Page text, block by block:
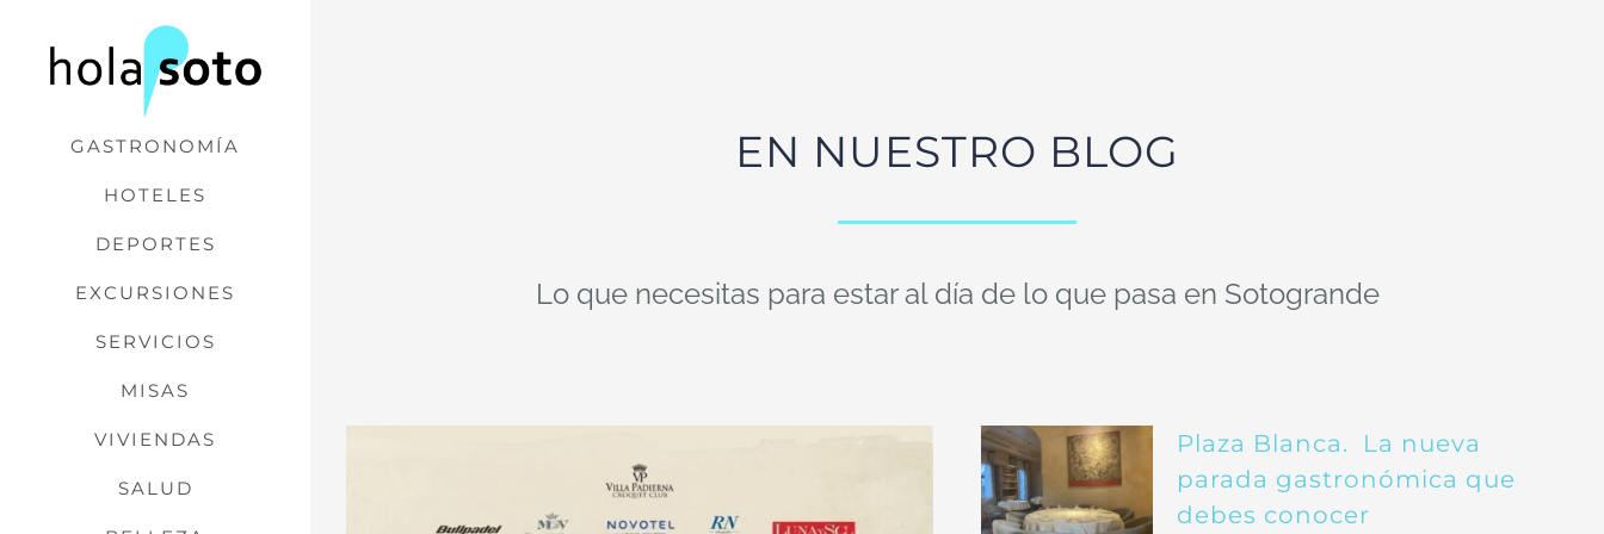
GASTRONOMÍA
HOTELES
DEPORTES
EXCURSIONES
SERVICIOS
MISAS
VIVIENDAS
SALUD
EN NUESTRO BLOG
Lo que necesitas para estar al día de lo que pasa en Sotogrande
Plaza Blanca. La nueva
parada gastronómica que
debes conocer